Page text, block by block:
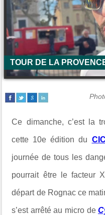
TOUR DE LA
Ce dimanche, c’est la
cette 10e édition du
journée de tous les
pourrait être le facteur
départ de Rognac ce
s’est arrêté au micro de